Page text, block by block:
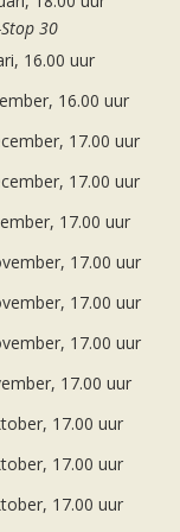
30
16.00 uur
16.00 uur
17.00 uur
17.00 uur
17.00 uur
17.00 uur
17.00 uur
17.00 uur
17.00 uur
17.00 uur
17.00 uur
17.00 uur